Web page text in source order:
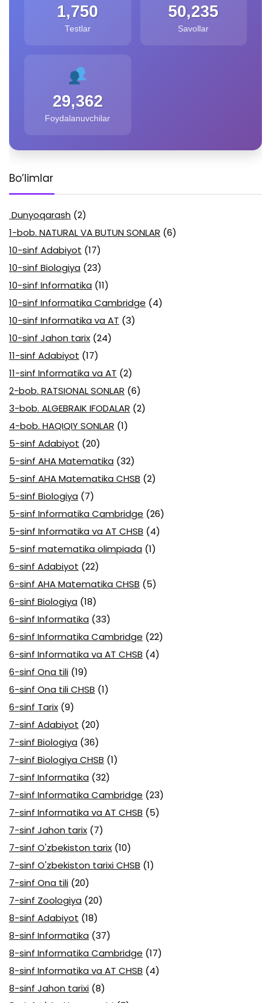
1,750
Testlar
50,235
Savollar
29,362
Foydalanuvchilar
Bo’limlar
Dunyoqarash (2)
1-bob. NATURAL VA BUTUN SONLAR (6)
10-sinf Adabiyot (17)
10-sinf Biologiya (23)
10-sinf Informatika (11)
10-sinf Informatika Cambridge (4)
10-sinf Informatika va AT (3)
10-sinf Jahon tarix (24)
11-sinf Adabiyot (17)
11-sinf Informatika va AT (2)
2-bob. RATSIONAL SONLAR (6)
3-bob. ALGEBRAIK IFODALAR (2)
4-bob. HAQIQIY SONLAR (1)
5-sinf Adabiyot (20)
5-sinf AHA Matematika (32)
5-sinf AHA Matematika CHSB (2)
5-sinf Biologiya (7)
5-sinf Informatika Cambridge (26)
5-sinf Informatika va AT CHSB (4)
5-sinf matematika olimpiada (1)
6-sinf Adabiyot (22)
6-sinf AHA Matematika CHSB (5)
6-sinf Biologiya (18)
6-sinf Informatika (33)
6-sinf Informatika Cambridge (22)
6-sinf Informatika va AT CHSB (4)
6-sinf Ona tili (19)
6-sinf Ona tili CHSB (1)
6-sinf Tarix (9)
7-sinf Adabiyot (20)
7-sinf Biologiya (36)
7-sinf Biologiya CHSB (1)
7-sinf Informatika (32)
7-sinf Informatika Cambridge (23)
7-sinf Informatika va AT CHSB (5)
7-sinf Jahon tarix (7)
7-sinf O'zbekiston tarix (10)
7-sinf O'zbekiston tarixi CHSB (1)
7-sinf Ona tili (20)
7-sinf Zoologiya (20)
8-sinf Adabiyot (18)
8-sinf Informatika (37)
8-sinf Informatika Cambridge (17)
8-sinf Informatika va AT CHSB (4)
8-sinf Jahon tarixi (8)